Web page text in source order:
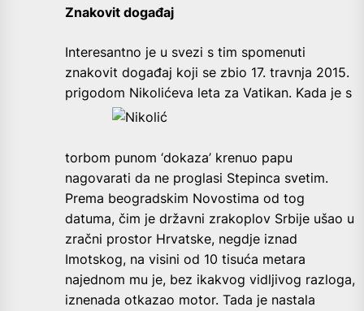
Znakovit događaj
Interesantno je u svezi s tim spomenuti
znakovit događaj koji se zbio 17. travnja 2015.
prigodom Nikolićeva leta za Vatikan. Kada je s
torbom punom ‘dokaza’ krenuo papu
nagovarati da ne proglasi Stepinca svetim.
Prema beogradskim Novostima od tog
datuma, čim je državni zrakoplov Srbije ušao u
zračni prostor Hrvatske, negdje iznad
Imotskog, na visini od 10 tisuća metara
najednom mu je, bez ikakvog vidljivog razloga,
iznenada otkazao motor. Tada je nastala